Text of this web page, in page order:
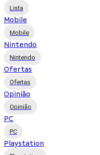
Lista
Mobile
Mobile
Nintendo
Nintendo
Ofertas
Ofertas
Opinião
Opinião
PC
PC
Playstation